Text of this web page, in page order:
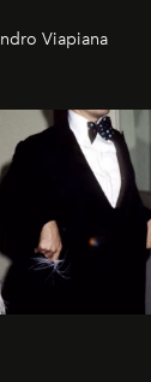
Viapiana